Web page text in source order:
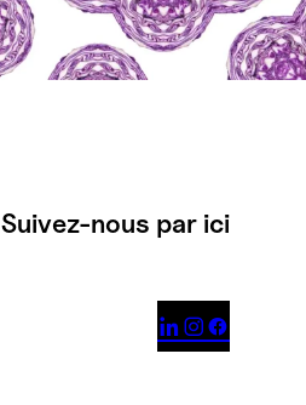
Suivez-nous par ici
  